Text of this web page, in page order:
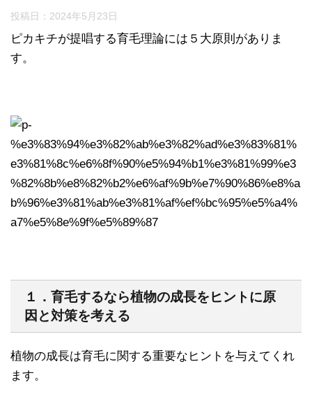
投稿日： 2024年5月23日
ピカキチが提唱する育毛理論には５大原則がありま
す。
１．育毛するなら植物の成長をヒントに原
因と対策を考える
植物の成長は育毛に関する重要なヒントを与えてくれ
ます。